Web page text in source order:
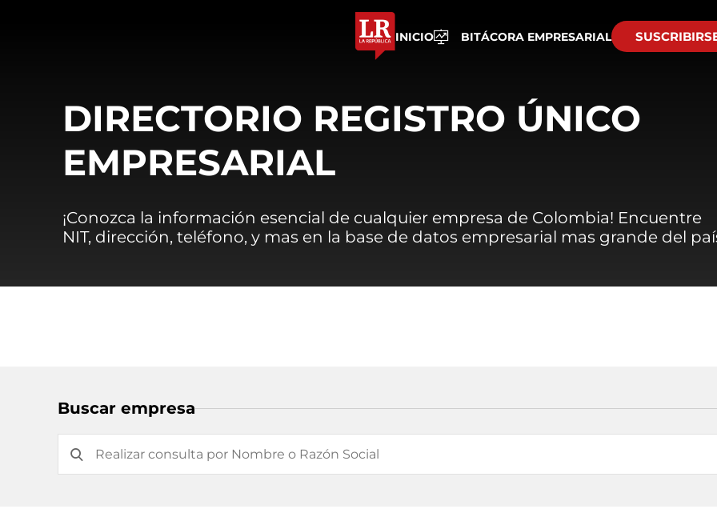
INICIO BITÁCORA EMPRESARIAL
DIRECTORIO REGISTRO ÚNICO
EMPRESARIAL
¡Conozca la información esencial de cualquier empresa de Colombia! Encuentre
NIT, dirección, teléfono, y mas en la base de datos empresarial mas grande del
Buscar empresa